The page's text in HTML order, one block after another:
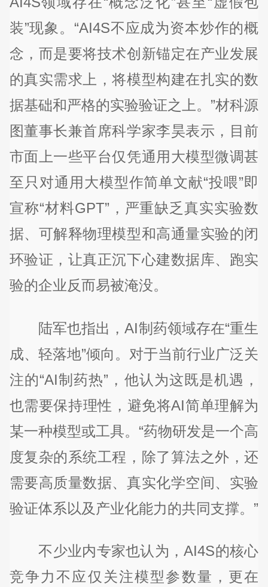
装”现象。“AI4S不应成为资本炒作的概
念，而是要将技术创新锚定在产业发展
的真实需求上，将模型构建在扎实的数
据基础和严格的实验验证之上。”材科源
图董事长兼首席科学家李昊表示，目前
市面上一些平台仅凭通用大模型微调甚
至只对通用大模型作简单文献“投喂”即
宣称“材料GPT”，严重缺乏真实实验数
据、可解释物理模型和高通量实验的闭
环验证，让真正沉下心建数据库、跑实
验的企业反而易被淹没。
陆军也指出，AI制药领域存在“重生
成、轻落地”倾向。对于当前行业广泛关
注的“AI制药热”，他认为这既是机遇，
也需要保持理性，避免将AI简单理解为
某一种模型或工具。“药物研发是一个高
度复杂的系统工程，除了算法之外，还
需要高质量数据、真实化学空间、实验
验证体系以及产业化能力的共同支撑。”
不少业内专家也认为，AI4S的核心
竞争力不应仅关注模型参数量，更在